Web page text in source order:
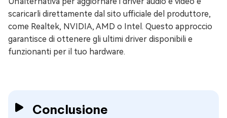
scaricarli direttamente dal sito ufficiale del produttore,
come Realtek, NVIDIA, AMD o Intel. Questo approccio
garantisce di ottenere gli ultimi driver disponibili e
funzionanti per il tuo hardware.
Conclusione